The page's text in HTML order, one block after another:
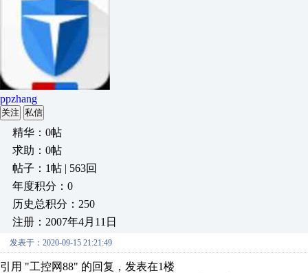
ppzhang
关注 私信
精华：0帖
求助：0帖
帖子：1帖 | 563回
年度积分：0
历史总积分：250
注册：2007年4月11日
发表于：2020-09-15 21:21:49
引用 "工控网88" 的回复，发表在1楼